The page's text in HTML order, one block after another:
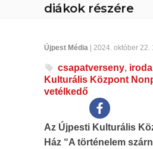
diákok részére
Újpest Média | 2024. október 22.
csapatverseny,
Kulturális Központ
vetélkedő
Az Újpesti Kulturális
Ház “A történelem